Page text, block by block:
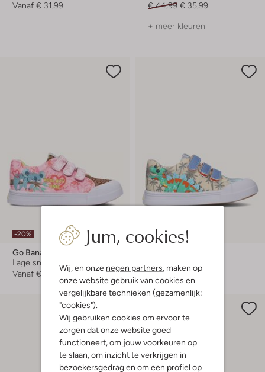
Jum, cookies!
Wij, en onze negen partners , maken op
onze website gebruik van cookies en
vergelijkbare technieken (gezamenlijk:
"cookies").
Wij gebruiken cookies om ervoor te
zorgen dat onze website goed
functioneert, om jouw voorkeuren op
te slaan, om inzicht te verkrijgen in
bezoekersgedrag en om een profiel op
Vanaf € 31,99
€ 44,99 € 35,99
+ meer kleuren
-20%
Go Bananas
Lage sneakers
Vanaf € 31,99
-20%
Lage sneakers
Vanaf € 31,99